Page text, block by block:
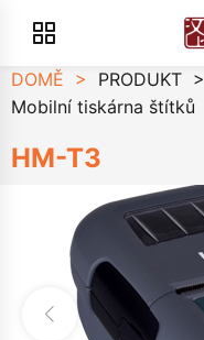
DOMĚ > PRODUKT >
Mobilní tiskárna štítků
HM-T3